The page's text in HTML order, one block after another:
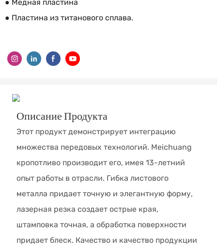
● Медная пластина
● Пластина из титанового сплава.
Описание Продукта
Этот продукт демонстрирует интеграцию
множества передовых технологий. Meichuang
кропотливо производит его, имея 13-летний
опыт работы в отрасли. Гибка листового
металла придает точную и элегантную форму,
лазерная резка создает острые края,
штамповка точная, а обработка поверхности
придает блеск. Качество и качество продукции